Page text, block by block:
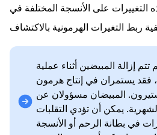
التغييرات على الأنسجة المختلفة في
تتم إزالة المبيضين أثناء عملية
فقد يستمران في إنتاج هرمون
المبيضان مسؤولان عن
يمكن أن تؤدي التقلبات
في بطانة الرحم أو الأنسجة